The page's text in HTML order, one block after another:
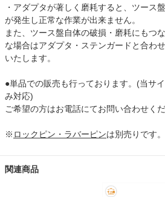
・アダプタが著しく磨耗すると、ツース
が発生し正常な作業が出来ません。
また、ツース盤自体の破損・磨耗にもつ
な場合はアダプタ・ステンガードと合わ
いたします。
●単品での販売も行っております。(当サ
み対応)
ご希望の方はお電話にてお問い合わせくだ
※ ロックピン・ラバーピンは別売りです。
関連商品